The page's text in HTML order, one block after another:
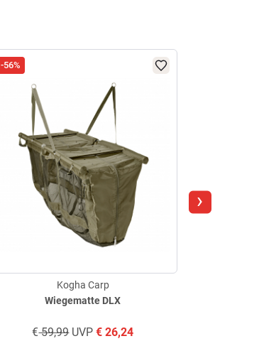
-56%
Wiegematte DLX
Kogha Carp
€59,99UVP € 26,24
›